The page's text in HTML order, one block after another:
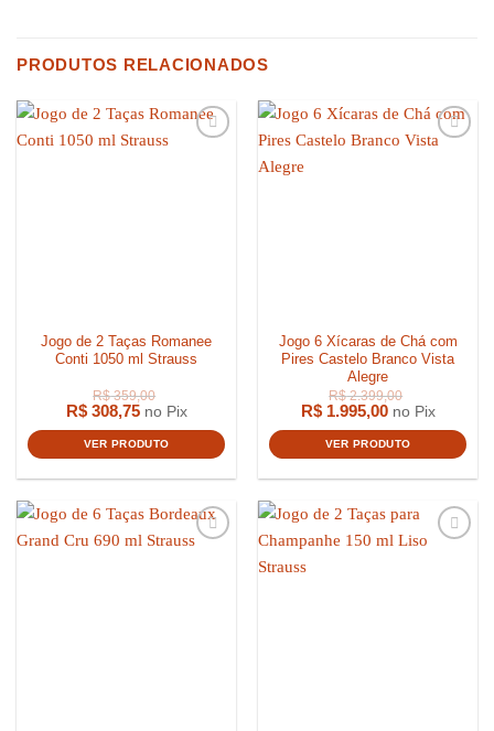
PRODUTOS RELACIONADOS
Jogo de 2 Taças Romanee
Conti 1050 ml Strauss
R$308,75 no Pix
VER PRODUTO
Jogo 6 Xícaras de Chá com
Pires Castelo Branco Vista
Alegre
R$1.995,00 no Pix
VER PRODUTO